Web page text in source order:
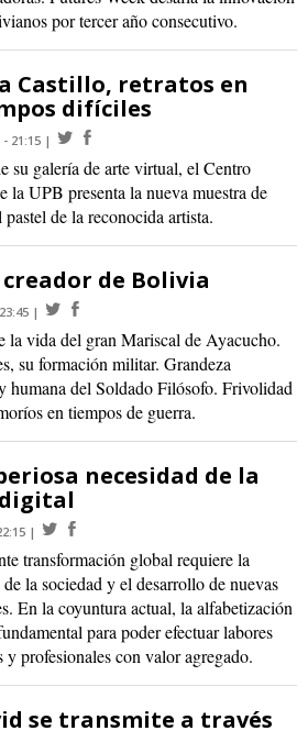
por tercer año consecutivo.
Castillo, retratos en
difíciles
21:15
su galería de arte virtual, el Centro
la UPB presenta la nueva muestra de
de la reconocida artista.
creador de Bolivia
la vida del gran Mariscal de Ayacucho.
su formación militar. Grandeza
humana del Soldado Filósofo. Frivolidad
en tiempos de guerra.
necesidad de la
transformación global requiere la
la sociedad y el desarrollo de nuevas
En la coyuntura actual, la alfabetización
para poder efectuar labores
y profesionales con valor agregado.
se transmite a través